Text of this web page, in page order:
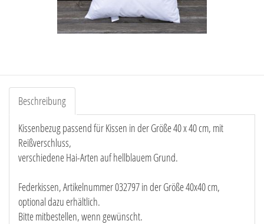
Beschreibung
Kissenbezug passend für Kissen in der Größe 40 x 40 cm, mit
Reißverschluss,
verschiedene Hai-Arten auf hellblauem Grund.
Federkissen, Artikelnummer 032797 in der Größe 40x40 cm,
optional dazu erhältlich.
Bitte mitbestellen, wenn gewünscht.